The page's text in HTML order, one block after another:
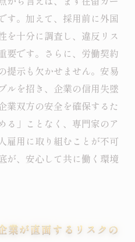
す。加えて、採用前に外国
を十分に調査し、違反リス
要です。さらに、労働契約
提示も欠かせません。安易
ルを招き、企業の信用失墜
業双方の安全を確保するた
る」ことなく、専門家のア
雇用に取り組むことが不可
が、安心して共に働く環境
業が直面するリスクの